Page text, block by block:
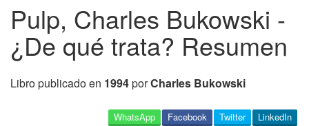
Pulp, Charles Bukowski -
¿De qué trata? Resumen
Libro publicado en 1994porCharles Bukowski
LinkedIn
Twitter
Facebook
WhatsApp